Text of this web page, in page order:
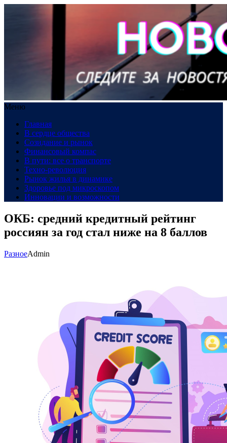
Меню
Главная
В сердце общества
Созидание и рынок
Финансовый компас
В пути: все о транспорте
Техно-революция
Рынок жилья в динамике
Здоровье под микроскопом
Инновации и возможности
ОКБ: средний кредитный рейтинг
россиян за год стал ниже на 8 баллов
РазноеAdmin